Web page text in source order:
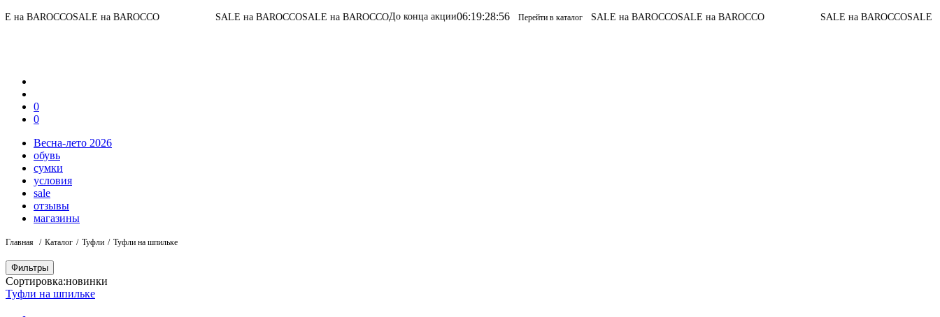
SALE на BAROCCO SALE на BAROCCO SALE на BAROCCO До конца акции06:19:28:56 Перейти в каталог SALE на BAROCCO SALE на BAROCCO SALE на BAROCCO SALE на
0
0
Весна-лето 2026
обувь
сумки
условия
sale
отзывы
магазины
Главная Каталог Туфли Туфли на шпильке
Фильтры
Сортировка:новинки
Туфли на шпильке